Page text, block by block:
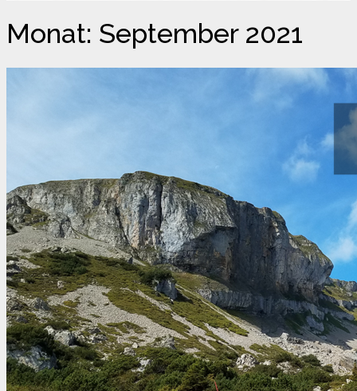
Monat: September 2021